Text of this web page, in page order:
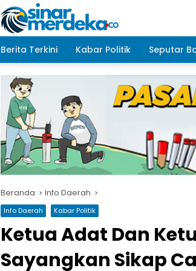
Berita Terkini
Kabar Politik Seputar
Beranda Info Daerah
Info Daerah Kabar Politik
Ketua Adat Dan
Sayangkan Sikap